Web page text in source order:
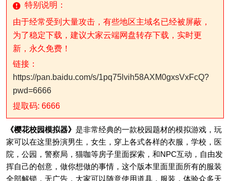
特别说明：
由于经常受到大量攻击，有些地区主域名已经被屏蔽，
为了稳定下载，建议大家云端网盘转存下载，实时更
新，永久免费！
链接：
https://pan.baidu.com/s/1pq75lvih58AXM0gxsVxFcQ?
pwd=6666
提取码: 6666
《樱花校园模拟器》 是非常经典的一款校园题材的模拟游戏，玩
家可以在这里扮演男生，女生，穿上各式各样的衣服，学校，医
院，公园，警察局，猫咖等房子里面探索，和NPC互动，自由发
挥自己的创意，做你想做的事情，这个版本里面里面所有的服装
全部解锁，无广告，大家可以随意使用道具，服装，体验众多天